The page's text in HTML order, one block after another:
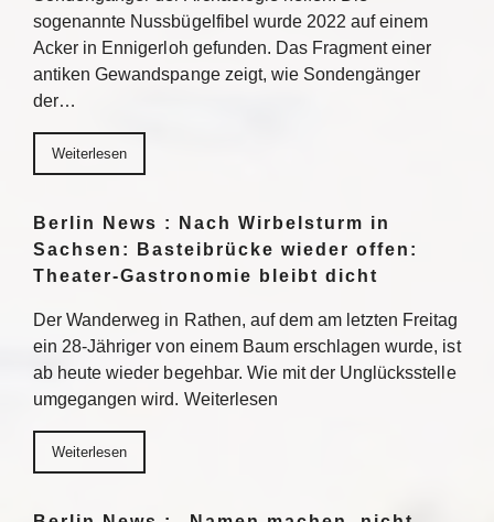
sogenannte Nussbügelfibel wurde 2022 auf einem
Acker in Ennigerloh gefunden. Das Fragment einer
antiken Gewandspange zeigt, wie Sondengänger
der…
Weiterlesen
Berlin News : Nach Wirbelsturm in
Sachsen: Basteibrücke wieder offen:
Theater-Gastronomie bleibt dicht
Der Wanderweg in Rathen, auf dem am letzten Freitag
ein 28-Jähriger von einem Baum erschlagen wurde, ist
ab heute wieder begehbar. Wie mit der Unglücksstelle
umgegangen wird. Weiterlesen
Weiterlesen